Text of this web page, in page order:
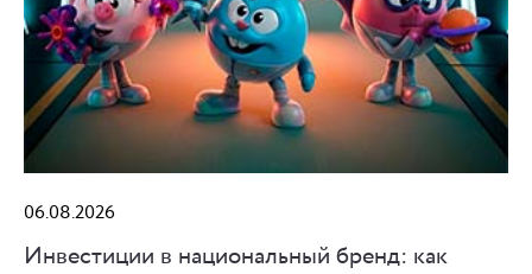
06.08.2026
Инвестиции в национальный бренд: как